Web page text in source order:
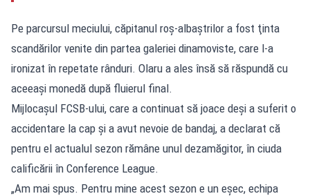
Pe parcursul meciului, căpitanul roş-albaştrilor a fost ţinta
scandărilor venite din partea galeriei dinamoviste, care l-a
ironizat în repetate rânduri. Olaru a ales însă să răspundă cu
aceeaşi monedă după fluierul final.
Mijlocaşul FCSB-ului, care a continuat să joace deşi a suferit o
accidentare la cap şi a avut nevoie de bandaj, a declarat că
pentru el actualul sezon rămâne unul dezamăgitor, în ciuda
calificării în Conference League.
„Am mai spus. Pentru mine acest sezon e un eșec, echipa